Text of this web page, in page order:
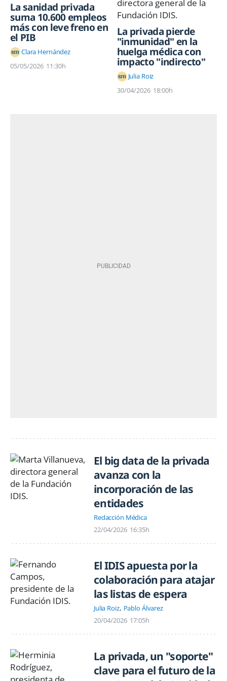
La sanidad privada
suma 10.600 empleos
más con leve freno en
el PIB
Clara Hernández
05/05/2026 11:30h
La privada pierde
"inmunidad" en la
huelga médica con
impacto "indirecto"
Julia Roiz
30/04/2026 18:00h
El big data de la privada
avanza con la
incorporación de las
entidades
Redacción Médica
22/04/2026 16:35h
El IDIS apuesta por la
colaboración para atajar
las listas de espera
Julia Roiz Pablo Álvarez
20/04/2026 17:05h
La privada, un "soporte"
clave para el futuro de la